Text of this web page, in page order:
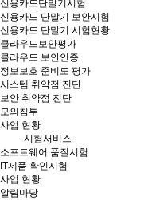
신용카드단말기시험
신용카드 단말기 보안시험
신용카드 단말기 시험현황
클라우드보안평가
클라우드 보안인증
정보보호 준비도 평가
시스템 취약점 진단
보안 취약점 진단
모의침투
사업 현황
시험서비스
소프트웨어 품질시험
IT제품 확인시험
사업 현황
알림마당